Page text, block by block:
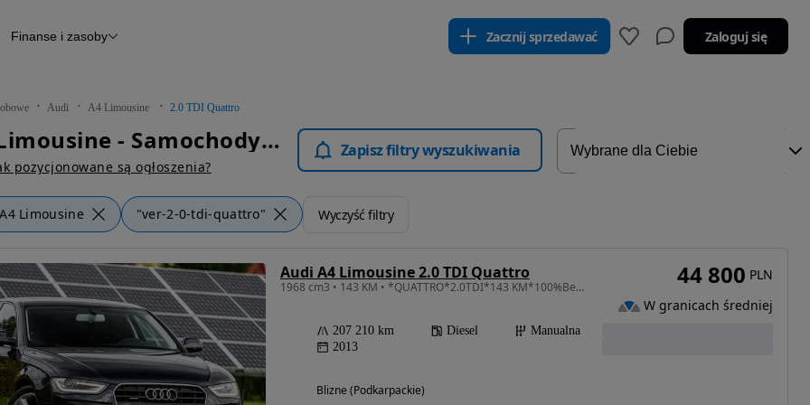
Raport z inspekcji
Otomoto News
Finanse i zasoby Zacznij sprzedawać Zaloguj się
Audi A4 Limousine 2.0 TDI Quattro
Audi A4 Limousine - Samochody Osobowe
pozycjonowane są ogłoszenia?
Zapisz filtry wyszukiwania
A4 Limousine "ver-2-0-tdi-quattro" Wyczyść filtry
Audi A4 Limousine 2.0 TDI Quattro
1968 cm3 • 143 KM • *QUATTRO*2.0TDI*143 KM*100%Bezwypadkowy*Serwis*Auto stan PERFEKCYJNY*
207 210 km Diesel
Manualna
2013
Blizne (Podkarpackie)
44 800 PLN
W granicach średniej